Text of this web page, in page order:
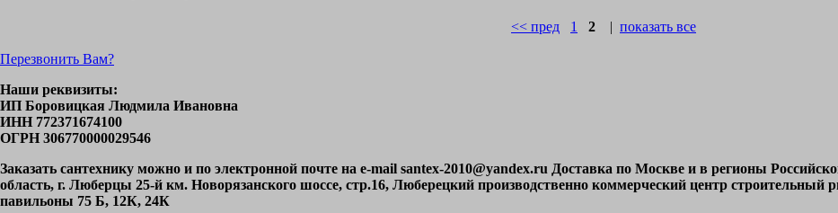
<< пред 1 2 | показать все
Перезвонить Вам?
Наши реквизиты:
ИП Боровицкая Людмила Ивановна
ИНН 772371674100
ОГРН 306770000029546
Заказать сантехнику можно и по электронной почте на e-mail santex-2010@yandex.ru Доставка по Москве и в регионы
область, г. Люберцы 25-й км. Новорязанского шоссе, стр.16, Люберецкий производственно коммерческий центр
павильоны 75 Б, 12К, 24К